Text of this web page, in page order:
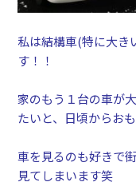
私は結構車(特に大き
す！！
家のもう１台の車が
たいと、日頃からお
車を見るのも好きで
見てしまいます笑